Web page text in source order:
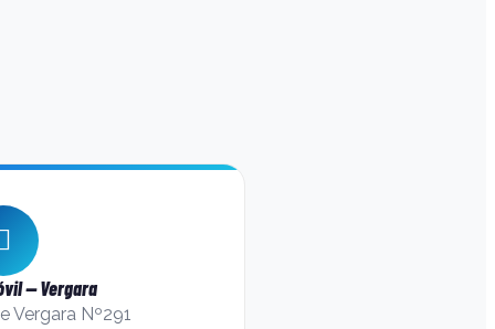
— Vergara
Vergara Nº291